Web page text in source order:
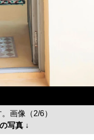
画像（2/6）
写真 ↓